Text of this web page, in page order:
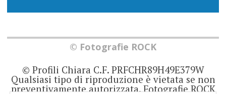
© Fotografie ROCK
© Profili Chiara C.F. PRFCHR89H49E379W
Qualsiasi tipo di riproduzione è vietata se non
preventivamente autorizzata. Fotografie ROCK